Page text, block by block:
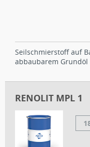
Seilschmierstoff auf
abbaubarem Grundöl
RENOLIT MPL 1